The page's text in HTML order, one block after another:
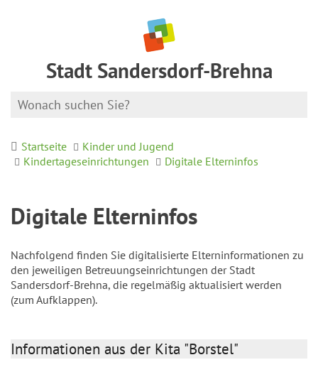
Stadt Sandersdorf-Brehna
Startseite
Kinder und Jugend
Kindertageseinrichtungen
Digitale Elterninfos
Digitale Elterninfos
Nachfolgend finden Sie digitalisierte Elterninformationen zu
den jeweiligen Betreuungseinrichtungen der Stadt
Sandersdorf-Brehna, die regelmäßig aktualisiert werden
(zum Aufklappen).
Informationen aus der Kita "Borstel"